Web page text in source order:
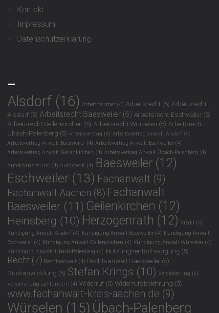
Kontakt
Impressum
Datenschutzerklärung
Alsdorf (16) Arbeitnehmer (4) Arbeitsrecht (5) Arbeitsrecht
Alsdorf (5) Arbeitsrecht Baesweiler (6) Arbeitsrecht Eschweiler (5)
Arbeitsrecht Geilenkirchen (5) Arbeitsrecht Würselen (5) Arbeitsrecht
Übach-Palenberg (5) Arbeitsvertrag (4) Arbeitsvertrag Anwalt Alsdorf (4)
Arbeitsvertrag Anwalt Baesweiler (4) Arbeitsvertrag Anwalt Eschweiler (4)
Arbeitsvertrag Anwalt Geilenkirchen (4) Arbeitsvertrag Anwalt Übach-Palenberg (4)
Autofinanzierung (4) Autokredit (4) Baesweiler (12)
Eschweiler (13) Fachanwalt (9)
Fachanwalt Aachen (8) Fachanwalt
Baesweiler (11) Geilenkirchen (12)
Heinsberg (10) Herzogenrath (12) Kredit (4)
Kündigung Anwalt Alsdorf (4) Kündigung Anwalt Baesweiler (4) Kündigung Anwalt
Eschweiler (4) Kündigung Anwalt Geilenkirchen (4) Kündigung Anwalt Würselen (4)
Kündigung Anwalt Übach-Palenberg (4) Nutzungsentschädigung (5)
Recht (7) Rechtsanwalt (4) Rechtsanwalt Baesweiler (5)
Rückabwicklung (5) Stefan Krings (10) Versicherung (4)
Versicherung zahlt nicht! (4) Widerruf (5) Widerrufsbelehrung (5)
www.fachanwalt-kreis-aachen.de (9)
Würselen (15) Übach-Palenberg